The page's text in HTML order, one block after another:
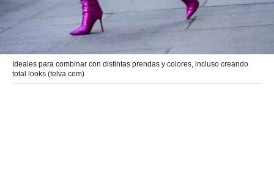
Ideales para combinar con distintas prendas y colores, incluso creando
total looks (telva.com)